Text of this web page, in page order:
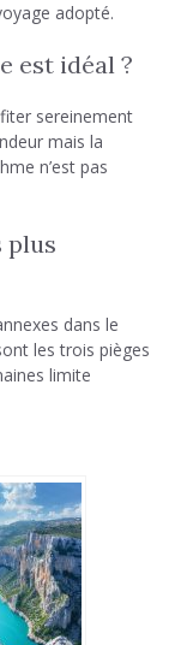
adopté.
est idéal ?
sereinement
mais la
n’est pas
plus
dans le
les trois pièges
limite